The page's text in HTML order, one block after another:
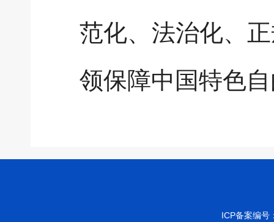
范化、法治化、
领保障中国特色
ICP备案编号